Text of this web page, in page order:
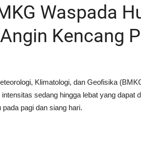
Waspada
Kencang
Klimatologi, dan Geofisika
sedang hingga lebat yang dapat
pagi dan siang hari.